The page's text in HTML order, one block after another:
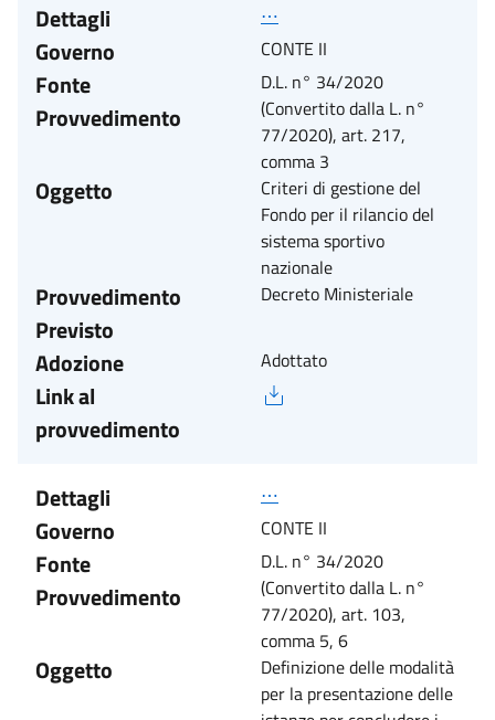
Dettagli
⋯
Governo CONTE II
Fonte
Provvedimento
D.L. n° 34/2020
(Convertito dalla L. n°
77/2020), art. 217,
comma 3
Oggetto
Criteri di gestione del
Fondo per il rilancio del
sistema sportivo
nazionale
Provvedimento
Previsto
Decreto Ministeriale
Adozione Adottato
Link al
provvedimento
Dettagli
⋯
Governo CONTE II
Fonte
Provvedimento
D.L. n° 34/2020
(Convertito dalla L. n°
77/2020), art. 103,
comma 5, 6
Oggetto
Definizione delle modalità
per la presentazione delle